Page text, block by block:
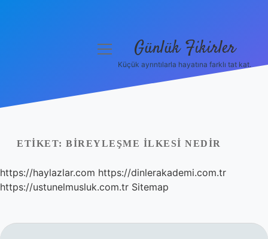
Yasal Uyarı
Hakkımızda
menüyü Günlük Fikirler
Küçük ayrıntılarla hayatına farklı tat kat.
ETIKET: BIREYLEŞME ILKESI NEDIR
https://haylazlar.com https://dinlerakademi.com.tr
https://ustunelmusluk.com.tr Sitemap